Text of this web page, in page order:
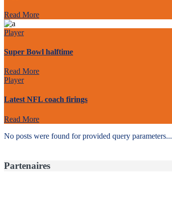
Read More
Player
Super Bowl halftime
Read More
Player
Latest NFL coach firings
Read More
No posts were found for provided query parameters...
Partenaires